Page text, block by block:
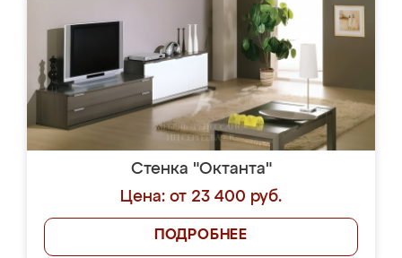
Стенка "Октанта"
Цена: от 23 400 руб.
ПОДРОБНЕЕ